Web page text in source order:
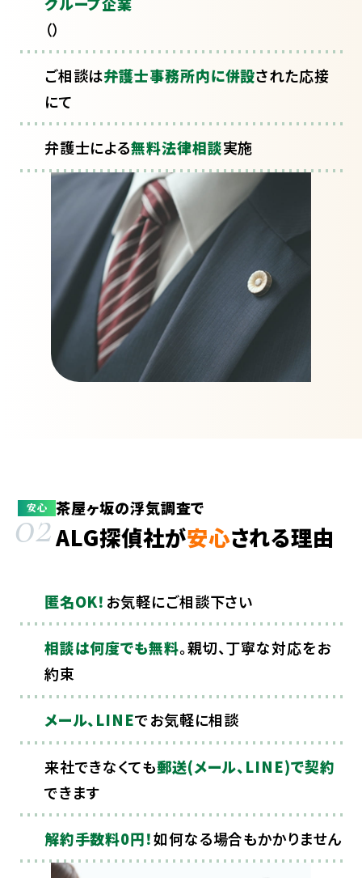
（）
ご相談は弁護士事務所内に併設された応接
にて
弁護士による無料法律相談実施
安心
02茶屋ヶ坂の浮気調査で
ALG探偵社が安心される理由
匿名OK！ お気軽にご相談下さい
相談は何度でも無料。親切、丁寧な対応をお
約束
メール、LINEでお気軽に相談
来社できなくても郵送(メール、LINE)で契約
できます
解約手数料0円！如何なる場合もかかりません